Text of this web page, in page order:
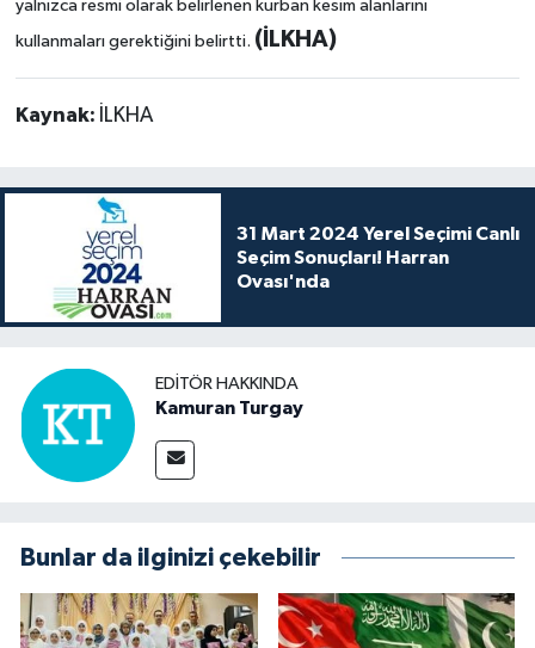
yalnızca resmi olarak belirlenen kurban kesim alanlarını
kullanmaları gerektiğini belirtti. (İLKHA)
Kaynak: İLKHA
31 Mart 2024 Yerel Seçimi Canlı
Seçim Sonuçları! Harran
Ovası'nda
EDITÖR HAKKINDA
Kamuran Turgay
Bunlar da ilginizi çekebilir